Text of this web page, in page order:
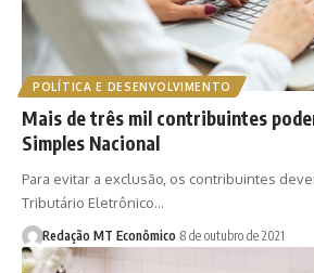
POLÍTICA E DESENVOLVIMENTO
Mais de três mil contribuintes
Simples Nacional
Para evitar a exclusão, os contribuintes
Tributário Eletrônico…
Redação MT Econômico 8 de outubro de 2021